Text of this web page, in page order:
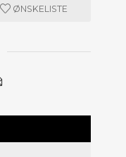
ØNSKELISTE